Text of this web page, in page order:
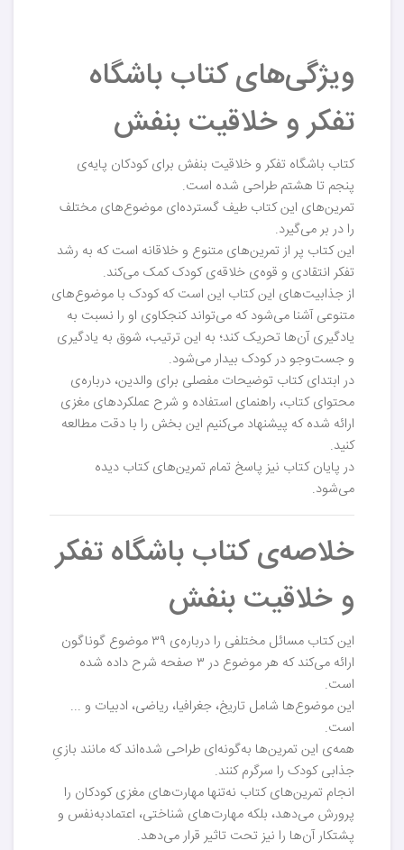
ویژگی‌های کتاب باشگاه
تفکر و خلاقیت بنفش
کتاب باشگاه تفکر و خلاقیت بنفش برای کودکان پایه‌ی
پنجم تا هشتم طراحی شده است.
تمرین‌های این کتاب طیف گسترده‌ای موضوع‌های مختلف
را در بر می‌گیرد.
این کتاب پر از تمرین‌های متنوع و خلاقانه است که به رشد
تفکر انتقادی و قوه‌ی خلاقه‌ی کودک کمک می‌کند.
از جذابیت‌های این کتاب این است که کودک با موضوع‌های
متنوعی آشنا می‌شود که می‌تواند کنجکاوی او را نسبت به
یادگیری آن‌ها تحریک کند؛ به این ترتیب، شوق به یادگیری
و جست‌وجو در کودک بیدار می‌شود.
در ابتدای کتاب توضیحات مفصلی برای والدین، درباره‌ی
محتوای کتاب، راهنمای استفاده و شرح عملکردهای مغزی
ارائه شده که پیشنهاد می‌کنیم این بخش را با دقت مطالعه
کنید.
در پایان کتاب نیز پاسخ تمام تمرین‌های کتاب دیده
می‌شود.
خلاصه‌ی کتاب باشگاه تفکر
و خلاقیت بنفش
این کتاب مسائل مختلفی را درباره‌ی ۳۹ موضوع گوناگون
ارائه می‌کند که هر موضوع در ۳ صفحه شرح داده شده
است.
این موضوع‌ها شامل تاریخ، جغرافیا، ریاضی، ادبیات و ...
است.
همه‌ی این تمرین‌ها به‌گونه‌ای طراحی شده‌اند که مانند بازیِ
جذابی کودک را سرگرم کنند.
انجام تمرین‌های کتاب نه‌تنها مهارت‌های مغزی کودکان را
پرورش می‌دهد، بلکه مهارت‌های شناختی، اعتمادبه‌نفس و
پشتکار آن‌ها را نیز تحت تاثیر قرار می‌دهد.